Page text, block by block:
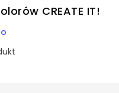
CREATE IT!